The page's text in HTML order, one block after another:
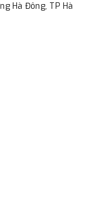
Hà Đông, TP Hà